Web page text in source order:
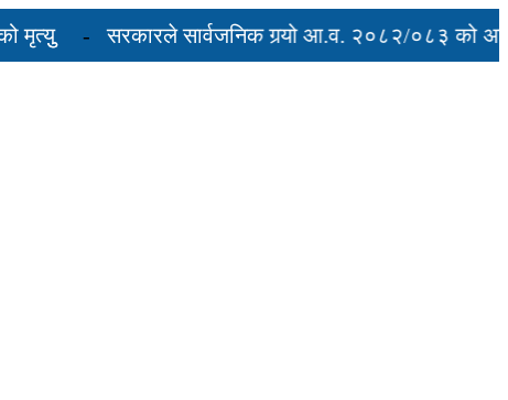
सरकारले सार्वजनिक गर्‍यो आ.व. २०८२/०८३ को अन्तिम